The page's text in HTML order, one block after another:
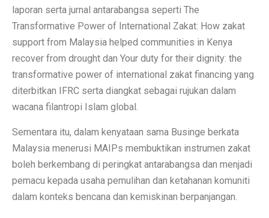
laporan serta jurnal antarabangsa seperti The
Transformative Power of International Zakat: How zakat
support from Malaysia helped communities in Kenya
recover from drought dan Your duty for their dignity: the
transformative power of international zakat financing yang
diterbitkan IFRC serta diangkat sebagai rujukan dalam
wacana filantropi Islam global.
Sementara itu, dalam kenyataan sama Businge berkata
Malaysia menerusi MAIPs membuktikan instrumen zakat
boleh berkembang di peringkat antarabangsa dan menjadi
pemacu kepada usaha pemulihan dan ketahanan komuniti
dalam konteks bencana dan kemiskinan berpanjangan.